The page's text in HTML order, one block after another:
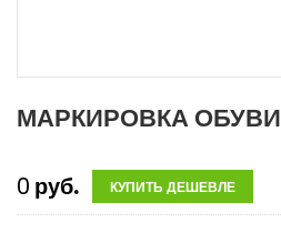
МАРКИРОВКА ОБУВИ
0 руб. КУПИТЬ ДЕШЕВЛЕ